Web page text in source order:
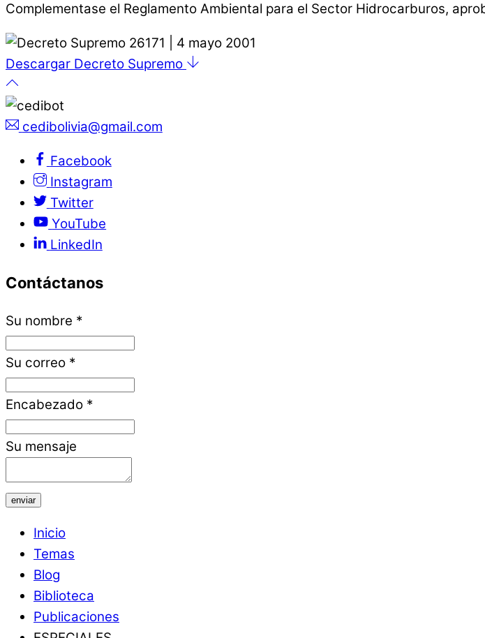
Complementase el Reglamento Ambiental para el Sector Hidrocarburos,
Descargar Decreto Supremo
cedibolivia@gmail.com
Facebook
Instagram
Twitter
YouTube
LinkedIn
Contáctanos
Su nombre *
Su correo *
Encabezado *
Su mensaje
enviar
Inicio
Temas
Blog
Biblioteca
Publicaciones